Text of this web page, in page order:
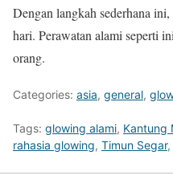
Dengan langkah sederhana
hari. Perawatan alami seperti
orang.
Categories: asia, general,
Tags: glowing alami, Kantung
rahasia glowing, Timun Segar,